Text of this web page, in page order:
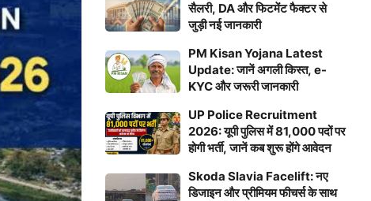
सैलरी, DA और फिटमेंट फैक्टर से
जुड़ी नई जानकारी
PM Kisan Yojana Latest
Update: जानें अगली किस्त, e-
KYC और जरूरी जानकारी
UP Police Recruitment
2026: यूपी पुलिस में 81,000 पदों पर
होगी भर्ती, जानें कब शुरू होंगे आवेदन
Skoda Slavia Facelift: नए
डिजाइन और प्रीमियम फीचर्स के साथ